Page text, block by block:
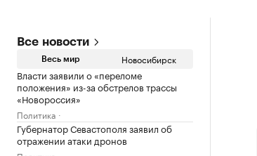
Все новости
Весь мир Новосибирск
Власти заявили о «переломе
положения» из-за обстрелов трассы
«Новороссия»
Политика
Губернатор Севастополя заявил об
отражении атаки дронов